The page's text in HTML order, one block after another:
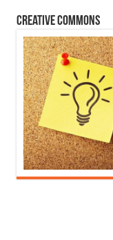
Creative Commons